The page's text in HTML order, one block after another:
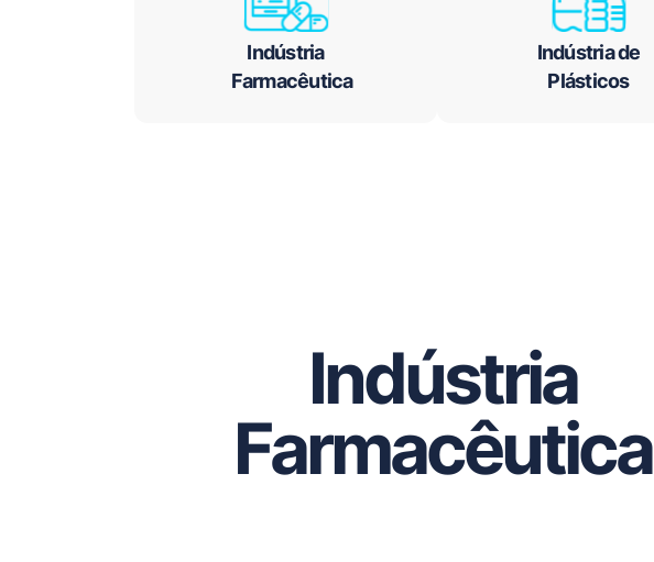
Indústria
Farmacêutica
Indústria de
Plásticos
Indústria
Farmacêutica